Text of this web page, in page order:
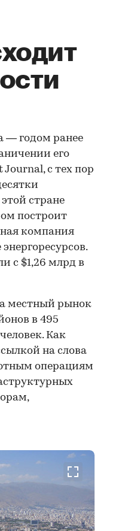
— годом ранее
его
с тех пор
стране
построит
компания
с $1,26 млрд в
местный рынок
в 495
Как
на слова
операциям